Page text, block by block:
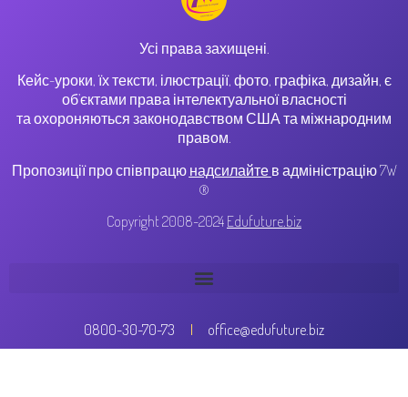
Усі права захищені.
Кейс-уроки, їх тексти, ілюстрації, фото, графіка, дизайн, є
об’єктами права інтелектуальної власності
та охороняються законодавством США та міжнародним
правом.
Пропозиції про співпрацю надсилайте в адміністрацію 7W
®
Copyright 2008-2024 Edufuture.biz
0800-30-70-73 office@edufuture.biz